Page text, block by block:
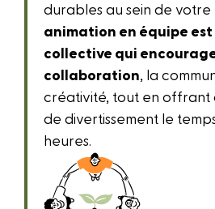
durables au sein de votre
animation en équipe
collective qui
collaboration, la
créativité, tout en offrant
de divertissement le
heures.